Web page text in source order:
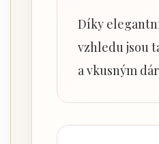
Díky
vzhledu jsou
a vkusným